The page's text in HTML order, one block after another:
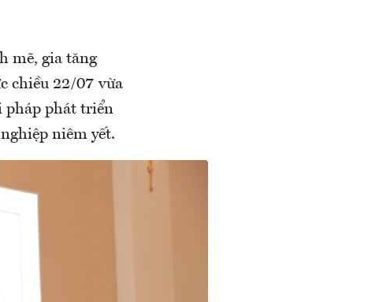
mẽ, gia tăng
chiều 22/07 vừa
pháp phát triển
niêm yết.